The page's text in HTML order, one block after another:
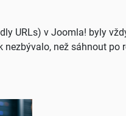
URLs) v Joomla! byly
než sáhnout po